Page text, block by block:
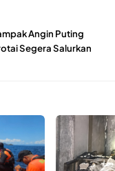
Angin Puting
Segera Salurkan